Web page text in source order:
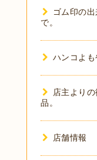
ゴム印の出
で。
ハンコよも
店主より
品。
店舗情報